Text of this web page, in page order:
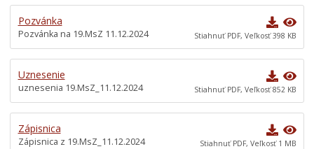
Zasadnutie zastupiteľstva 2018-2022
Komisie
Elektronické služby
Verejné obstarávania
Všeobecne záväzné nariadenia
Poskytovanie informácií
Pozvánka
Pozvánka na 19.MsZ 11.12.2024 Stiahnuť PDF, Veľkosť 398 KB
Uznesenie
uznesenia 19.MsZ_11.12.2024 Stiahnuť PDF, Veľkosť 852 KB
Zápisnica
Zápisnica z 19.MsZ_11.12.2024 Stiahnuť PDF, Veľkosť 1 MB